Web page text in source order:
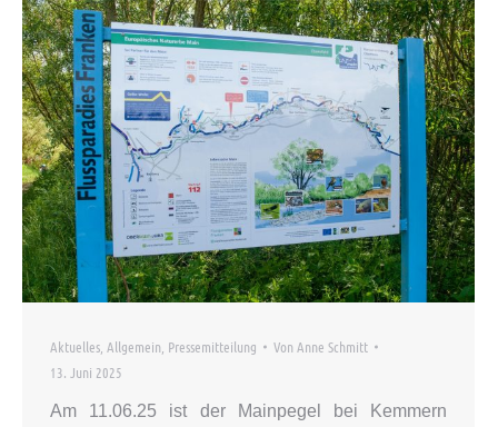
Aktuelles Allgemein Pressemitteilung Von Anne Schmitt
13. Juni 2025
Am 11.06.25 ist der Mainpegel bei Kemmern